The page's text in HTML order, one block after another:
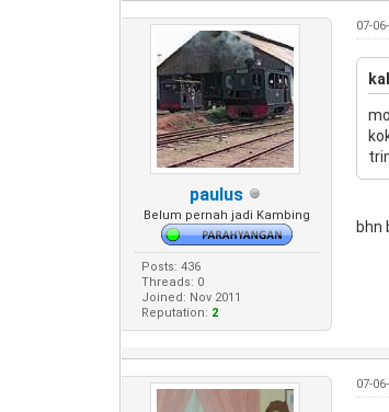
paulus
Belum pernah jadi Kambing
Posts: 436
Threads: 0
Joined: Nov 2011
Reputation: 2
07-
bhn
07-